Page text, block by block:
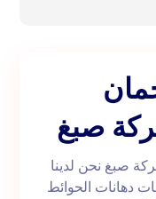
عجمان |0543172044| شركة صبغ نحن لدينا
دهانات الحوائط